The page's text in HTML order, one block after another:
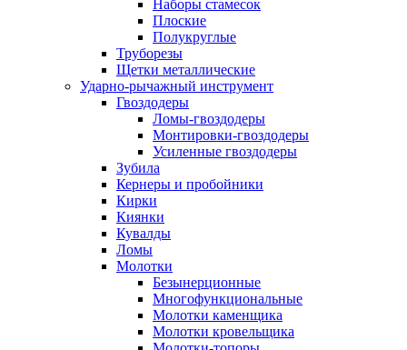
Наборы стамесок
Плоские
Полукруглые
Труборезы
Щетки металлические
Ударно-рычажный инструмент
Гвоздодеры
Ломы-гвоздодеры
Монтировки-гвоздодеры
Усиленные гвоздодеры
Зубила
Кернеры и пробойники
Кирки
Киянки
Кувалды
Ломы
Молотки
Безынерционные
Многофункциональные
Молотки каменщика
Молотки кровельщика